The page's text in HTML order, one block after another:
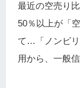
最近の空売り
50％以上が「
て…「ノンビ
用から、一般